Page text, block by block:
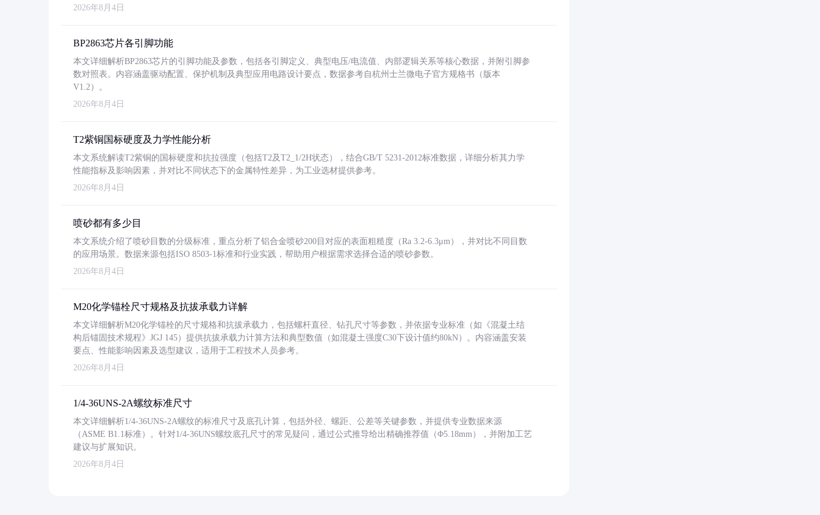
2026年8月4日
BP2863芯片各引脚功能
本文详细解析BP2863芯片的引脚功能及参数，包括各引脚定义、典型电压/电流值、内部逻辑关系等核心数据，并附引脚参
数对照表。内容涵盖驱动配置、保护机制及典型应用电路设计要点，数据参考自杭州士兰微电子官方规格书（版本
V1.2）。
2026年8月4日
T2紫铜国标硬度及力学性能分析
本文系统解读T2紫铜的国标硬度和抗拉强度（包括T2及T2_1/2H状态），结合GB/T 5231-2012标准数据，详细分析其力学
性能指标及影响因素，并对比不同状态下的金属特性差异，为工业选材提供参考。
2026年8月4日
喷砂都有多少目
本文系统介绍了喷砂目数的分级标准，重点分析了铝合金喷砂200目对应的表面粗糙度（Ra 3.2-6.3μm），并对比不同目数
的应用场景。数据来源包括ISO 8503-1标准和行业实践，帮助用户根据需求选择合适的喷砂参数。
2026年8月4日
M20化学锚栓尺寸规格及抗拔承载力详解
本文详细解析M20化学锚栓的尺寸规格和抗拔承载力，包括螺杆直径、钻孔尺寸等参数，并依据专业标准（如《混凝土结
构后锚固技术规程》JGJ 145）提供抗拔承载力计算方法和典型数值（如混凝土强度C30下设计值约80kN）。内容涵盖安装
要点、性能影响因素及选型建议，适用于工程技术人员参考。
2026年8月4日
1/4-36UNS-2A螺纹标准尺寸
本文详细解析1/4-36UNS-2A螺纹的标准尺寸及底孔计算，包括外径、螺距、公差等关键参数，并提供专业数据来源
（ASME B1.1标准）。针对1/4-36UNS螺纹底孔尺寸的常见疑问，通过公式推导给出精确推荐值（Φ5.18mm），并附加工艺
建议与扩展知识。
2026年8月4日